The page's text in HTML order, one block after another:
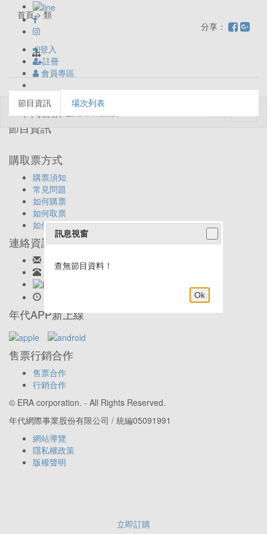
登入
註冊
會員專區
首頁 > 類
分享：
立即訂購
節目資訊 場次列表
節目資訊
購取票方式
購票須知
常見問題
如何購票
如何取票
如何退票
連絡資訊
客服信箱: ticket@eracom.com.tw
客服專線: 02-23419898
年代APP新上線
售票行銷合作
售票合作
行銷合作
© ERA corporation. - All Rights Reserved.
年代網際事業股份有限公司 / 統編05091991
網站導覽
隱私權政策
版權聲明
訊息視窗
查無節目資料！
Ok